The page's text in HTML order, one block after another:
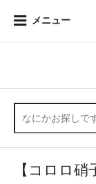
メニュー
【コロロ